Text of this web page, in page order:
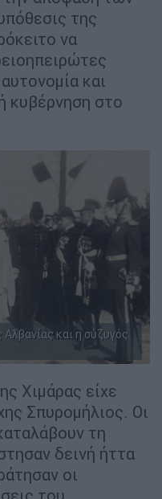
της
να
και
κυβέρνηση στο
Αλβανίας και η σύζυγός
Χιμάρας είχε
Σπυρομήλιος. Οι
τη
δεινή ήττα
οι